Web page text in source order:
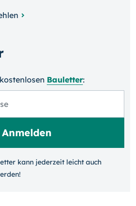
Bauletter:
kann jeder­zeit leicht auch